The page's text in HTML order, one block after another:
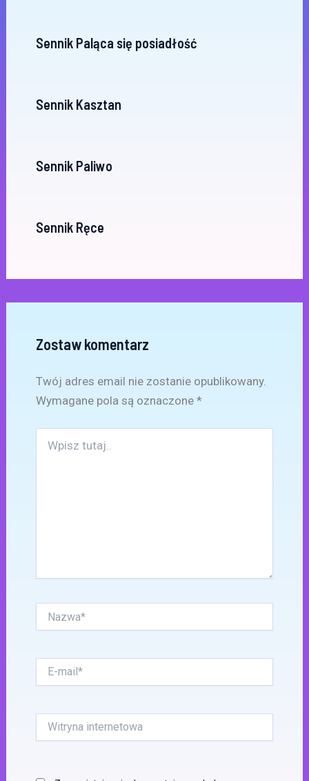
Sennik Paląca się posiadłość
Sennik Kasztan
Sennik Paliwo
Sennik Ręce
Zostaw komentarz
Twój adres email nie zostanie opublikowany.
Wymagane pola są oznaczone *
tutaj..
mail*
internetowa